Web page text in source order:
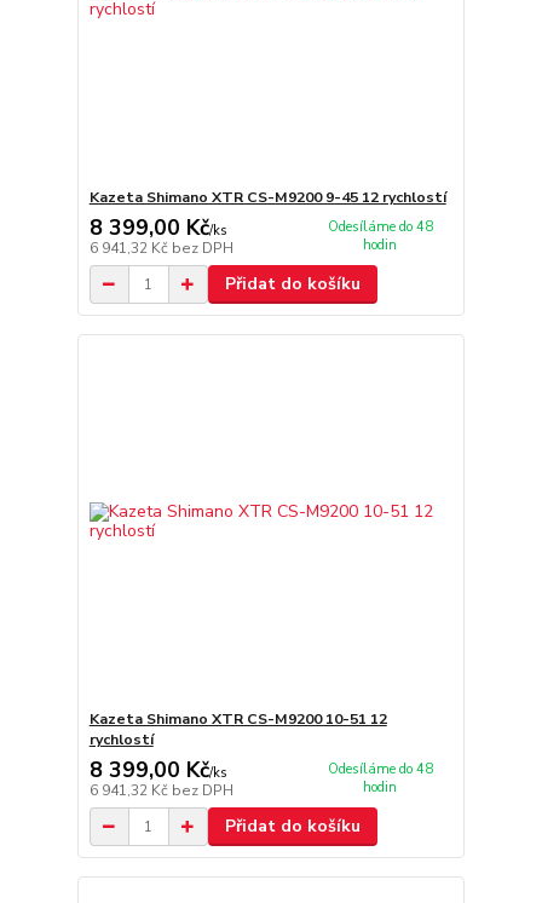
Kazeta Shimano XTR CS-M9200 9-45 12 rychlostí
8 399,00 Kč/ks
6 941,32 Kč bez DPH
Odesíláme do 48
hodin
Přidat do košíku
Kazeta Shimano XTR CS-M9200 10-51 12
rychlostí
8 399,00 Kč/ks
6 941,32 Kč bez DPH
Odesíláme do 48
hodin
Přidat do košíku